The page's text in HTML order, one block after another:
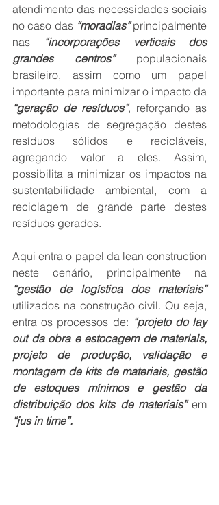
atendimento das necessidades sociais
no caso das “moradias” principalmente
nas “incorporações verticais dos
grandes centros” populacionais
brasileiro, assim como um papel
“geração de resíduos”, reforçando as
metodologias de segregação destes
resíduos sólidos e recicláveis,
agregando valor a eles. Assim,
possibilita a minimizar os impactos na
sustentabilidade ambiental, com a
reciclagem de grande parte destes
resíduos gerados.
Aqui entra o papel da lean construction
“gestão de logística dos materiais”
utilizados na construção civil. Ou seja,
entra os processos de: “projeto do lay
out da obra e estocagem de materiais,
projeto de produção, validação e
montagem de kits de materiais, gestão
de estoques mínimos e gestão da
distribuição dos kits de materiais”
“jus in time”.